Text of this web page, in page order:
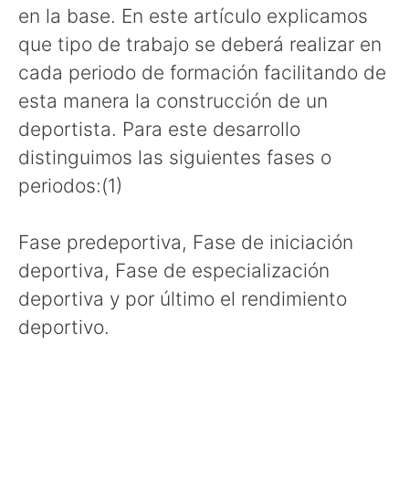
en la base. En este artículo explicamos
que tipo de trabajo se deberá realizar en
cada periodo de formación facilitando de
esta manera la construcción de un
deportista. Para este desarrollo
distinguimos las siguientes fases o
periodos:(1)
Fase predeportiva, Fase de iniciación
deportiva, Fase de especialización
deportiva y por último el rendimiento
deportivo.